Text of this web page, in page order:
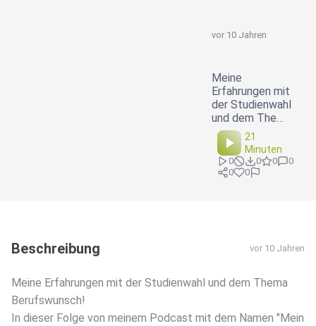
vor 10 Jahren
Meine
Erfahrungen mit
der Studienwahl
und dem The…
21
Minuten
0 0 0
0
0
0
Beschreibung vor 10 Jahren
Meine Erfahrungen mit der Studienwahl und dem Thema
Berufswunsch!
In dieser Folge von meinem Podcast mit dem Namen "Mein